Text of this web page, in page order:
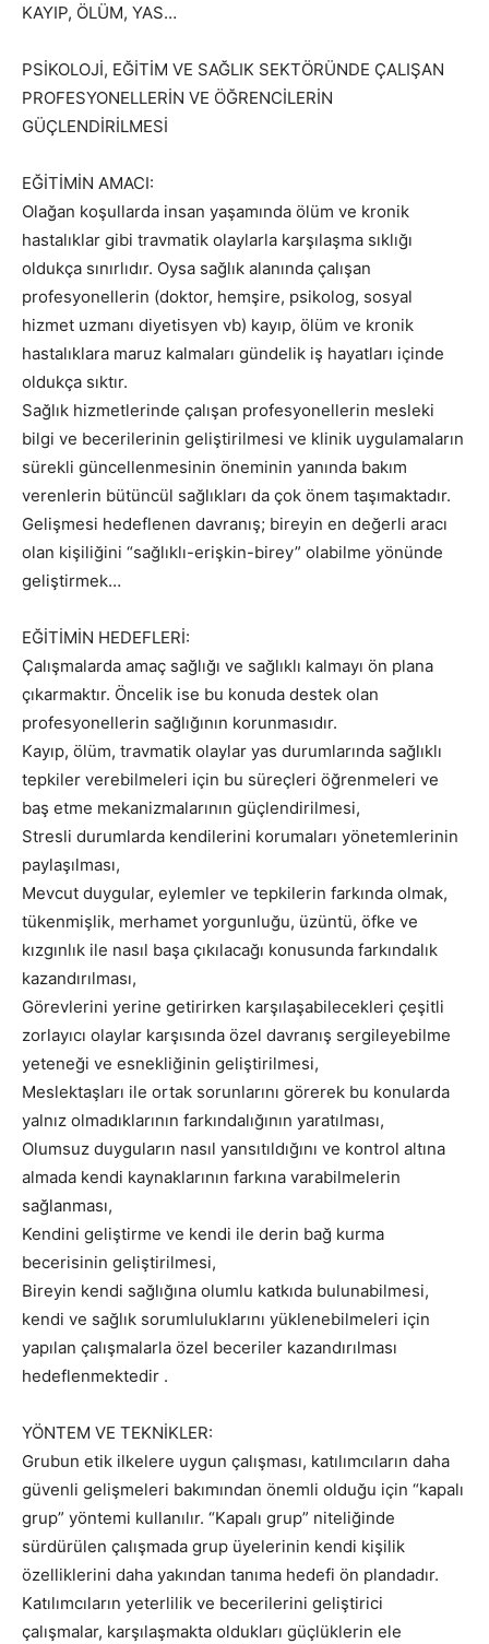
KAYIP, ÖLÜM, YAS…
PSİKOLOJİ, EĞİTİM VE SAĞLIK SEKTÖRÜNDE ÇALIŞAN
PROFESYONELLERİN VE ÖĞRENCİLERİN
GÜÇLENDİRİLMESİ
EĞİTİMİN AMACI:
Olağan koşullarda insan yaşamında ölüm ve kronik
hastalıklar gibi travmatik olaylarla karşılaşma sıklığı
oldukça sınırlıdır. Oysa sağlık alanında çalışan
profesyonellerin (doktor, hemşire, psikolog, sosyal
hizmet uzmanı diyetisyen vb) kayıp, ölüm ve kronik
hastalıklara maruz kalmaları gündelik iş hayatları içinde
oldukça sıktır.
Sağlık hizmetlerinde çalışan profesyonellerin mesleki
bilgi ve becerilerinin geliştirilmesi ve klinik uygulamaların
sürekli güncellenmesinin öneminin yanında bakım
verenlerin bütüncül sağlıkları da çok önem taşımaktadır.
Gelişmesi hedeflenen davranış; bireyin en değerli aracı
olan kişiliğini “sağlıklı-erişkin-birey” olabilme yönünde
geliştirmek…
EĞİTİMİN HEDEFLERİ:
Çalışmalarda amaç sağlığı ve sağlıklı kalmayı ön plana
çıkarmaktır. Öncelik ise bu konuda destek olan
profesyonellerin sağlığının korunmasıdır.
Kayıp, ölüm, travmatik olaylar yas durumlarında sağlıklı
tepkiler verebilmeleri için bu süreçleri öğrenmeleri ve
baş etme mekanizmalarının güçlendirilmesi,
Stresli durumlarda kendilerini korumaları yönetemlerinin
paylaşılması,
Mevcut duygular, eylemler ve tepkilerin farkında olmak,
tükenmişlik, merhamet yorgunluğu, üzüntü, öfke ve
kızgınlık ile nasıl başa çıkılacağı konusunda farkındalık
kazandırılması,
Görevlerini yerine getirirken karşılaşabilecekleri çeşitli
zorlayıcı olaylar karşısında özel davranış sergileyebilme
yeteneği ve esnekliğinin geliştirilmesi,
Meslektaşları ile ortak sorunlarını görerek bu konularda
yalnız olmadıklarının farkındalığının yaratılması,
Olumsuz duyguların nasıl yansıtıldığını ve kontrol altına
almada kendi kaynaklarının farkına varabilmelerin
sağlanması,
Kendini geliştirme ve kendi ile derin bağ kurma
becerisinin geliştirilmesi,
Bireyin kendi sağlığına olumlu katkıda bulunabilmesi,
kendi ve sağlık sorumluluklarını yüklenebilmeleri için
yapılan çalışmalarla özel beceriler kazandırılması
hedeflenmektedir .
YÖNTEM VE TEKNİKLER:
Grubun etik ilkelere uygun çalışması, katılımcıların daha
güvenli gelişmeleri bakımından önemli olduğu için “kapalı
grup” yöntemi kullanılır. “Kapalı grup” niteliğinde
sürdürülen çalışmada grup üyelerinin kendi kişilik
özelliklerini daha yakından tanıma hedefi ön plandadır.
Katılımcıların yeterlilik ve becerilerini geliştirici
çalışmalar, karşılaşmakta oldukları güçlüklerin ele